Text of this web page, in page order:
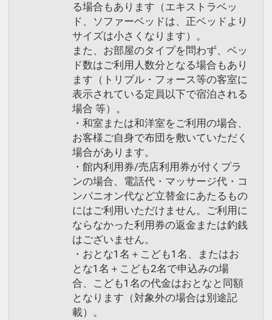
る場合もあります（エキストラベッ
ド、ソファーベッドは、正ベッドより
サイズは小さくなります）。
また、お部屋のタイプを問わず、ベッ
ド数はご利用人数分となる場合もあり
ます（トリプル・フォース等の客室に
表示されている定員以下で宿泊される
場合 等）。
・和室または和洋室をご利用の場合、
お客様ご自身で布団を敷いていただく
場合があります。
・館内利用券/売店利用券が付くプラ
ンの場合、電話代・マッサージ代・コ
ンパニオン代など立替金にあたるもの
にはご利用いただけません。ご利用に
ならなかった利用券の返金または釣銭
はございません。
・おとな1名＋こども1名、またはお
とな1名＋こども2名で申込みの場
合、こども1名の代金はおとなと同額
となります（対象外の場合は別途記
載）。